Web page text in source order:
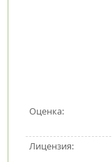
Оценка:
Лицензия: